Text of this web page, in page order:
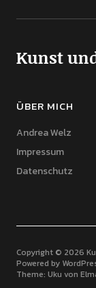
Kunst
ÜBER MICH
Andrea Welz
Impressum
Datenschutz
Copyright © 2026
Powered by
Theme: Uku von